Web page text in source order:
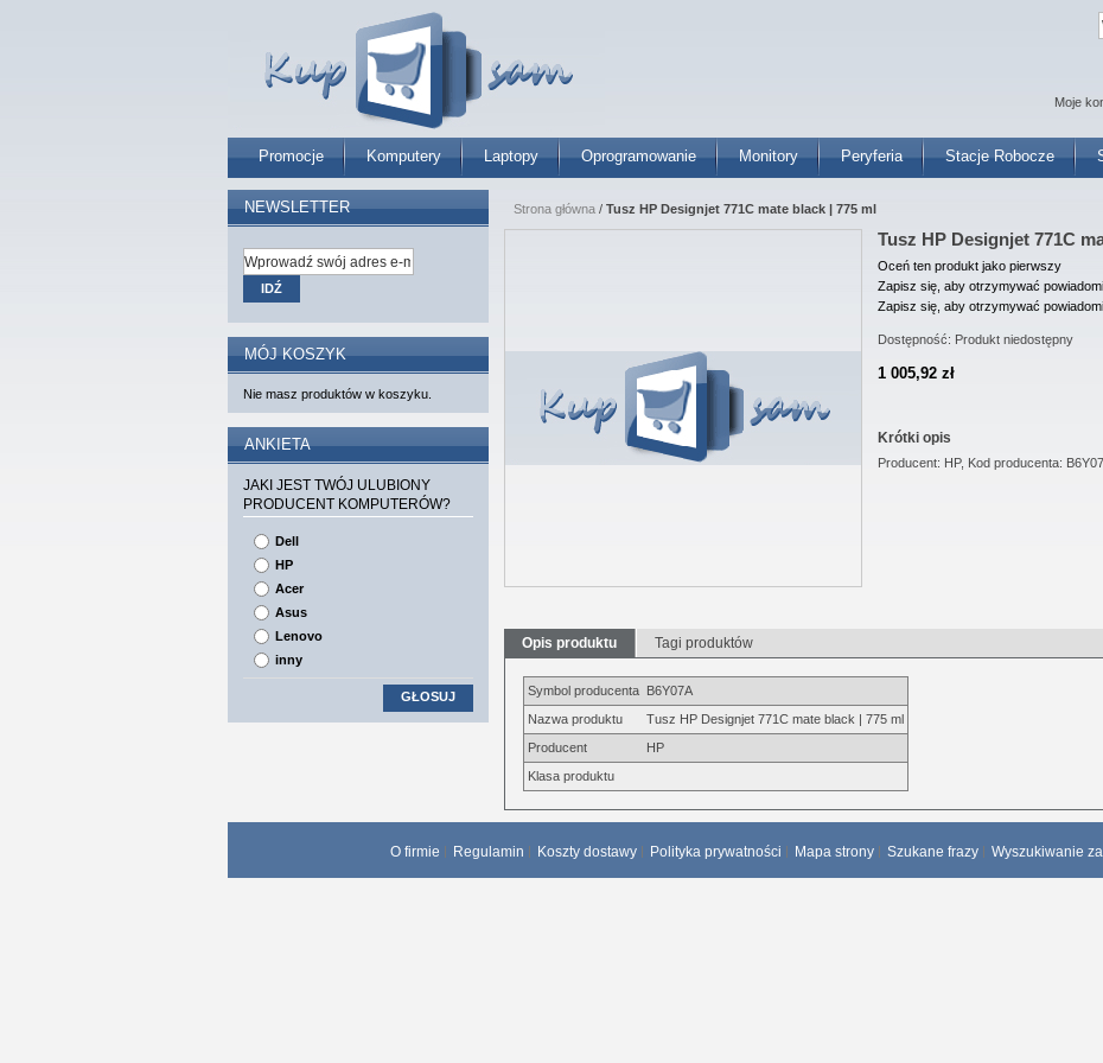
Promocje Komputery Laptopy Oprogramowanie Monitory Peryferia Stacje Robocze
Moje
Strona główna / Tusz HP Designjet 771C mate black | 775 ml
Tusz HP Designjet 771C
Oceń ten produkt jako pierwszy
Zapisz się, aby otrzymywać
Zapisz się, aby otrzymywać
Dostępność: Produkt niedostępny
1 005,92 zł
Krótki opis
Producent: HP, Kod producenta:
Opis produktu Tagi produktów
Symbol producenta B6Y07A
Nazwa produktu
Tusz HP Designjet 771C mate black | 775 ml
Producent
HP
Klasa produktu
NEWSLETTER
IDŹ
MÓJ KOSZYK
Nie masz produktów w koszyku.
ANKIETA
JAKI JEST TWÓJ ULUBIONY
PRODUCENT KOMPUTERÓW?
Dell
HP
Acer
Asus
Lenovo
inny
GŁOSUJ
O firmie Regulamin Koszty dostawy Polityka prywatności Mapa strony Szukane frazy Wyszukiwanie